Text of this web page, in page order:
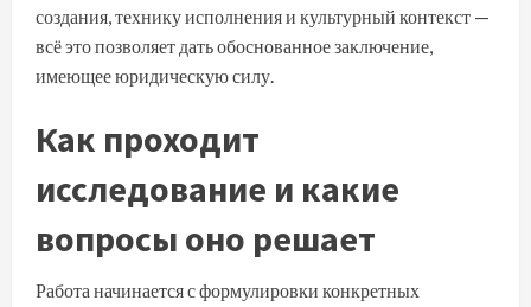
создания, технику исполнения и культурный контекст —
всё это позволяет дать обоснованное заключение,
имеющее юридическую силу.
Как проходит
исследование и какие
вопросы оно решает
Работа начинается с формулировки конкретных